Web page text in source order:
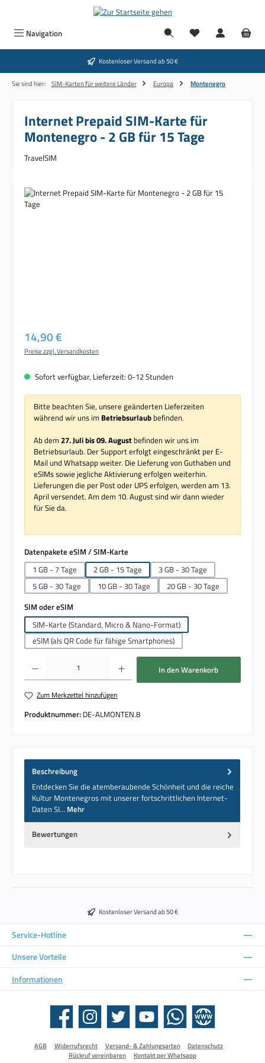
Navigation
Kostenloser Versand ab 50 €
Sie sind hier: SIM-Karten für weitere Länder Europa Montenegro
Internet Prepaid SIM-Karte für
Montenegro - 2 GB für 15 Tage
TravelSIM
Bildergalerie überspringen
Regulärer Preis:
14,90 €
Preise zzgl. Versandkosten
Sofort verfügbar, Lieferzeit: 0-12 Stunden
Bitte beachten Sie, unsere geänderten Lieferzeiten
während wir uns im Betriebsurlaub befinden.
Ab dem 27. Juli bis 09. August befinden wir uns im
Betriebsurlaub. Der Support erfolgt eingeschränkt per E-
Mail und Whatsapp weiter. Die Lieferung von Guthaben und
eSIMs sowie jegliche Aktivierung erfolgen weiterhin.
Lieferungen die per Post oder UPS erfolgen, werden am 13.
April versendet. Am dem 10. August sind wir dann wieder
für Sie da.
Datenpakete eSIM / SIM-Karte
1 GB - 7 Tage
2 GB - 15 Tage
3 GB - 30 Tage
5 GB - 30 Tage
10 GB - 30 Tage
20 GB - 30 Tage
SIM oder eSIM
SIM-Karte (Standard, Micro & Nano-Format)
eSIM (als QR Code für fähige Smartphones)
Produkt Anzahl: Gib den gewünschten Wert ein oder benutze die Schaltflächen um
In den Warenkorb
Zum Merkzettel hinzufügen
Produktnummer: DE-ALMONTEN.8
Beschreibung
Entdecken Sie die atemberaubende Schönheit und die reiche
Kultur Montenegros mit unserer fortschrittlichen Internet-
Daten SI… Mehr
Bewertungen
Kostenloser Versand ab 50 €
Service-Hotline
Unsere Vorteile
Informationen
Facebook Instagram Twitter YouTube WhatsApp Website
AGB Widerrufsrecht Versand- & Zahlungsarten
Datenschutz
Rückruf vereinbaren
Kontakt per Whatsapp